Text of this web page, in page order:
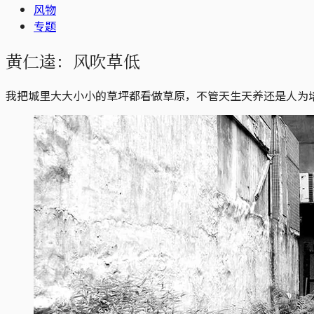
风物
专题
黄仁逵：风吹草低
我把城里大大小小的草坪都看做草原，不管天生天养还是人为